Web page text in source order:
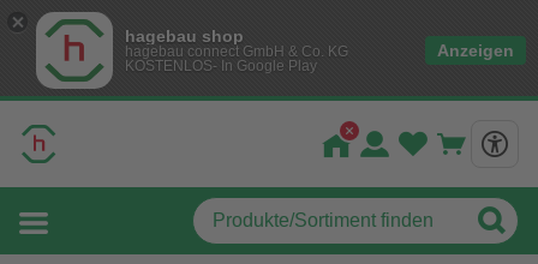
hagebau shop
hagebau connect GmbH & Co. KG
KOSTENLOS- In Google Play
Anzeigen